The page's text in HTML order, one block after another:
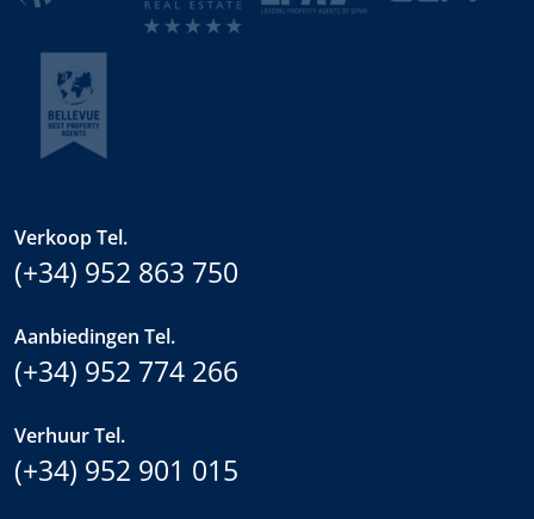
Verkoop Tel.
(+34) 952 863 750
Aanbiedingen Tel.
(+34) 952 774 266
Verhuur Tel.
(+34) 952 901 015